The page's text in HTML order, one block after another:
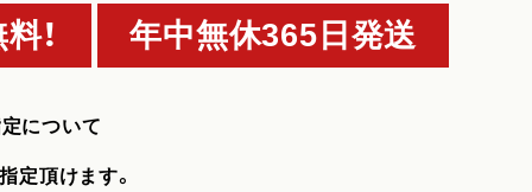
！ 年中無休365日発送
について
定頂けます。